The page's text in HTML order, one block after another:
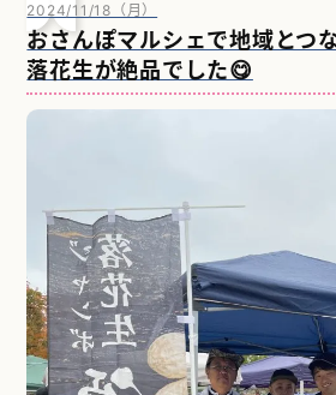
2024/11/18（月）
おさんぽマルシェで地域とつ
落花生が絶品でした😋